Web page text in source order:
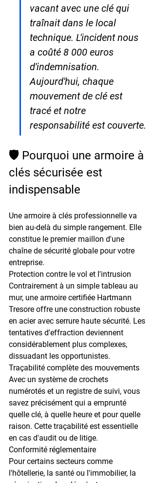
vacant avec une clé qui
traînait dans le local
technique. L'incident nous
a coûté 8 000 euros
d'indemnisation.
Aujourd'hui, chaque
mouvement de clé est
tracé et notre
responsabilité est couverte.
🛡️ Pourquoi une armoire à
clés sécurisée est
indispensable
Une armoire à clés professionnelle va
bien au-delà du simple rangement. Elle
constitue le premier maillon d'une
chaîne de sécurité globale pour votre
entreprise.
Protection contre le vol et l'intrusion
Contrairement à un simple tableau au
mur, une armoire certifiée Hartmann
Tresore offre une construction robuste
en acier avec serrure haute sécurité. Les
tentatives d'effraction deviennent
considérablement plus complexes,
dissuadant les opportunistes.
Traçabilité complète des mouvements
Avec un système de crochets
numérotés et un registre de suivi, vous
savez précisément qui a emprunté
quelle clé, à quelle heure et pour quelle
raison. Cette traçabilité est essentielle
en cas d'audit ou de litige.
Conformité réglementaire
Pour certains secteurs comme
l'hôtellerie, la santé ou l'immobilier, la